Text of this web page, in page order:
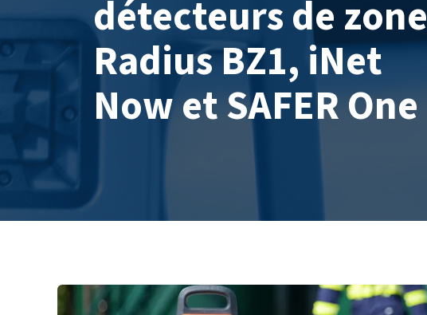
détecteurs de zone
Radius BZ1, iNet
Now et SAFER One